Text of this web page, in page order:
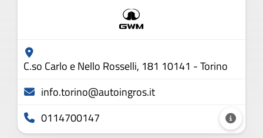
C.so Carlo e Nello Rosselli, 181 10141 - Torino
info.torino@autoingros.it
0114700147